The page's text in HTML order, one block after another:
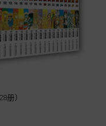
册）